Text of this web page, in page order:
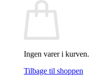
Ingen varer i kurven.
Tilbage til shoppen